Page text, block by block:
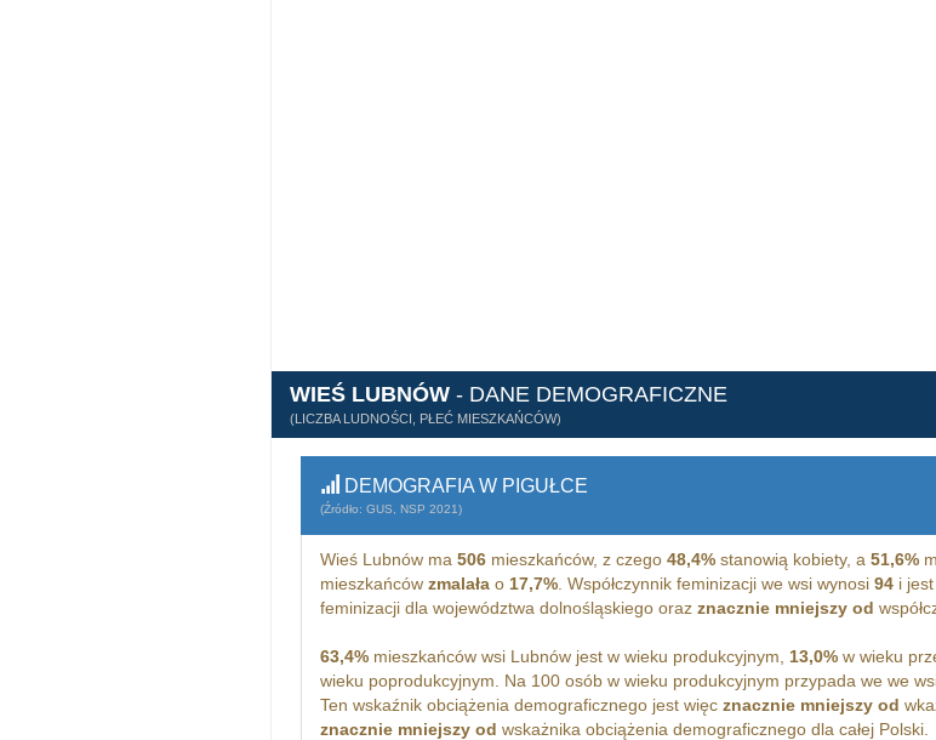
WIEŚ LUBNÓW - DANE DEMOGRAFICZNE
(LICZBA LUDNOŚCI, PŁEĆ MIESZKAŃCÓW)
DEMOGRAFIA W PIGUŁCE
(Źródło: GUS, NSP 2021)
Wieś Lubnów ma 506mieszkańców, z czego 48,4%stanowią kobiety, a 51,6%
mieszkańców zmalałao 17,7%. Współczynnik feminizacji we wsi wynosi 94i jest
feminizacji dla województwa dolnośląskiego oraz znacznie mniejszy od
63,4%mieszkańców wsi Lubnów jest w wieku produkcyjnym, 13,0%w wieku
wieku poprodukcyjnym. Na 100 osób w wieku produkcyjnym przypada we we
Ten wskaźnik obciążenia demograficznego jest więc znacznie mniejszy od
znacznie mniejszy od wskażnika obciążenia demograficznego dla całej Polski.